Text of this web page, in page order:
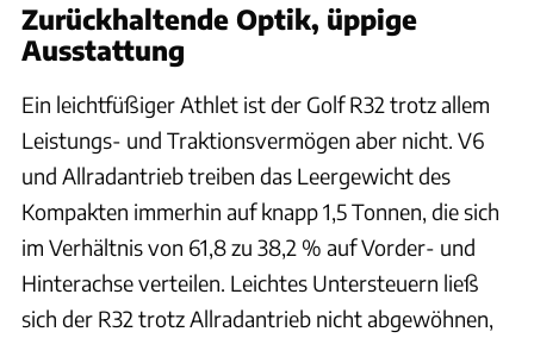
Zurückhaltende Optik, üppige
Ausstattung
Ein leichtfüßiger Athlet ist der Golf R32 trotz allem
Leistungs- und Traktionsvermögen aber nicht. V6
und Allradantrieb treiben das Leergewicht des
Kompakten immerhin auf knapp 1,5 Tonnen, die sich
im Verhältnis von 61,8 zu 38,2 % auf Vorder- und
Hinterachse verteilen. Leichtes Untersteuern ließ
sich der R32 trotz Allradantrieb nicht abgewöhnen,